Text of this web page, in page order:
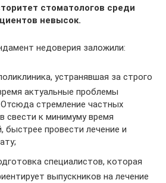
стоматологов среди
невысок.
недоверия заложили:
устранявшая за строго
актуальные проблемы
стремление частных
свести к минимуму время
быстрее провести лечение и
специалистов, которая
выпускников на лечение